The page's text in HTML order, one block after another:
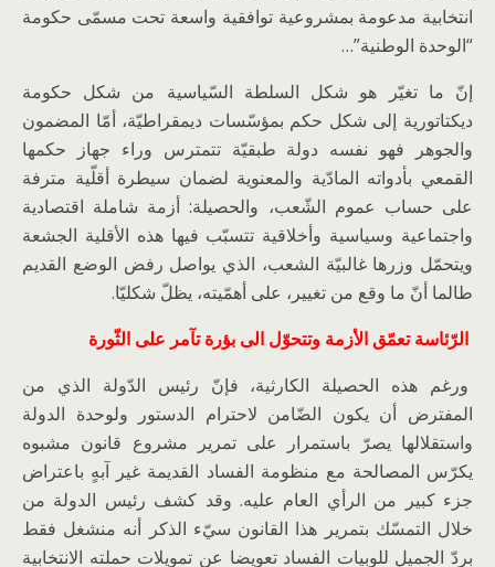
انتخابية مدعومة بمشروعية توافقية واسعة تحت مسمّى حكومة
“الوحدة الوطنية”…
إنّ ما تغيّر هو شكل السلطة السّياسية من شكل حكومة
ديكتاتورية إلى شكل حكم بمؤسّسات ديمقراطيّة، أمّا المضمون
والجوهر فهو نفسه دولة طبقيّة تتمترس وراء جهاز حكمها
القمعي بأدواته المادّية والمعنوية لضمان سيطرة أقلّية مترفة
على حساب عموم الشّعب، والحصيلة: أزمة شاملة اقتصادية
واجتماعية وسياسية وأخلاقية تتسبّب فيها هذه الأقلية الجشعة
ويتحمّل وزرها غالبيّة الشعب، الذي يواصل رفض الوضع القديم
طالما أنّ ما وقع من تغيير، على أهمّيته، يظلّ شكليّا.
الرّئاسة تعمّق الأزمة وتتحوّل الى بؤرة تآمر على الثّورة
ورغم هذه الحصيلة الكارثية، فإنّ رئيس الدّولة الذي من
المفترض أن يكون الضّامن لاحترام الدستور ولوحدة الدولة
واستقلالها يصرّ باستمرار على تمرير مشروع قانون مشبوه
يكرّس المصالحة مع منظومة الفساد القديمة غير آبهٍ باعتراض
جزء كبير من الرأي العام عليه. وقد كشف رئيس الدولة من
خلال التمسّك بتمرير هذا القانون سيّء الذكر أنه منشغل فقط
بردّ الجميل للوبيات الفساد تعويضا عن تمويلات حملته الانتخابية